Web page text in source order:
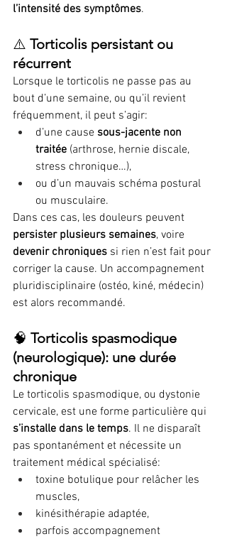
l’intensité des symptômes.
⚠️ Torticolis persistant ou
récurrent
Lorsque le torticolis ne passe pas au
bout d’une semaine, ou qu’il revient
fréquemment, il peut s’agir:
d’une cause sous-jacente non
traitée (arthrose, hernie discale,
stress chronique…),
ou d’un mauvais schéma postural
ou musculaire.
Dans ces cas, les douleurs peuvent
persister plusieurs semaines, voire
devenir chroniques si rien n’est fait pour
corriger la cause. Un accompagnement
pluridisciplinaire (ostéo, kiné, médecin)
est alors recommandé.
🧠 Torticolis spasmodique
(neurologique): une durée
chronique
Le torticolis spasmodique, ou dystonie
cervicale, est une forme particulière qui
s’installe dans le temps. Il ne disparaît
pas spontanément et nécessite un
traitement médical spécialisé:
toxine botulique pour relâcher les
muscles,
kinésithérapie adaptée,
parfois accompagnement